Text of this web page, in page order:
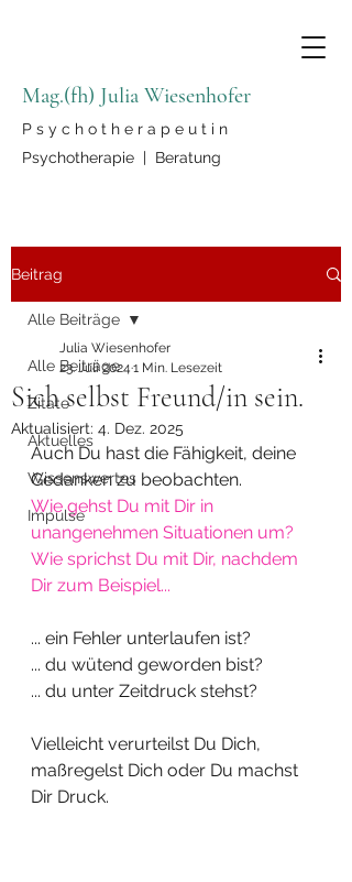
Mag.(fh) Julia Wiesenhofer
P s y c h o t h e r a p e u t i n
Psychotherapie | Beratung
Beitrag
Alle Beiträge
Zitate
Aktuelles
Wissenswertes
Impulse
Alle Beiträge
Sich selbst Freund/in sein.
Julia Wiesenhofer
23. Juli 2024 1 Min. Lesezeit
Aktualisiert: 4. Dez. 2025
Auch Du hast die Fähigkeit, deine
Gedanken zu beobachten.
Wie gehst Du mit Dir in
unangenehmen Situationen um?
Wie sprichst Du mit Dir, nachdem
Dir zum Beispiel...
... ein Fehler unterlaufen ist?
... du wütend geworden bist?
... du unter Zeitdruck stehst?
Vielleicht verurteilst Du Dich,
maßregelst Dich oder Du machst
Dir Druck.